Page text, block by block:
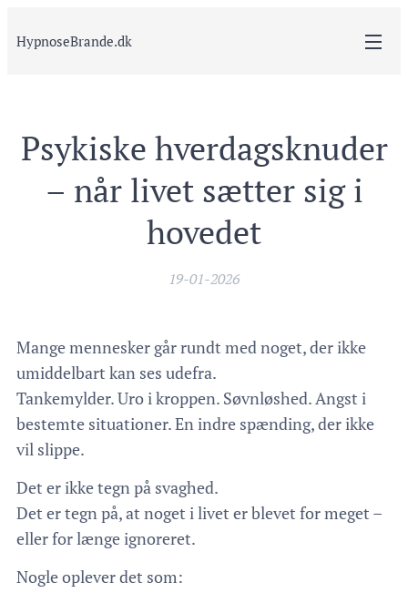
HypnoseBrande.dk
Psykiske hverdagsknuder
– når livet sætter sig i
hovedet
19-01-2026
Mange mennesker går rundt med noget, der ikke
umiddelbart kan ses udefra.
Tankemylder. Uro i kroppen. Søvnløshed. Angst i
bestemte situationer. En indre spænding, der ikke
vil slippe.
Det er ikke tegn på svaghed.
Det er tegn på, at noget i livet er blevet for meget –
eller for længe ignoreret.
Nogle oplever det som: